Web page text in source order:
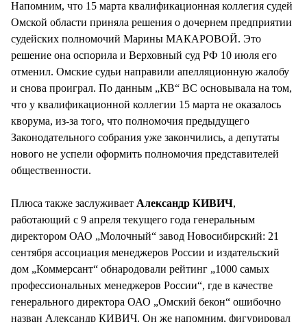
Напомним, что 15 марта квалификационная коллегия судей
Омской области приняла решения о дочернем предприятии
судейских полномочий Марины МАКАРОВОЙ. Это
решение она оспорила и Верховный суд РФ 10 июля его
отменил. Омские судьи направили апелляционную жалобу
и снова проиграл. По данным „КВ“ ВС основывала на том,
что у квалификационной коллегии 15 марта не оказалось
кворума, из-за того, что полномочия предыдущего
Законодательного собрания уже закончились, а депутаты
нового не успели оформить полномочия представителей
общественности.
Плюса также заслуживает Александр КИВИЧ,
работающий с 9 апреля текущего года генеральным
директором ОАО „Молочный“ завод Новосибирский: 21
сентября ассоциация менеджеров России и издательский
дом „Коммерсант“ обнародовали рейтинг „1000 самых
профессиональных менеджеров России“, где в качестве
генерального директора ОАО „Омский бекон“ ошибочно
назван Александр КИВИЧ. Он же напомним, фигурировал